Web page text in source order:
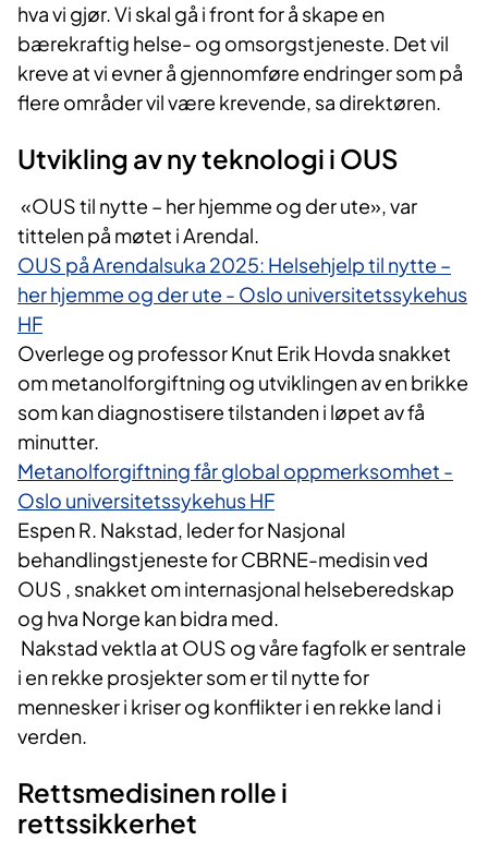
hva vi gjør. Vi skal gå i front for å skape en
bærekraftig helse- og omsorgstjeneste. Det vil
kreve at vi evner å gjennomføre endringer som på
flere områder vil være krevende, sa direktøren.
Utvikling av ny teknologi i OUS
«OUS til nytte – her hjemme og der ute», var
tittelen på møtet i Arendal.
OUS på Arendalsuka 2025: Helsehjelp til nytte –
her hjemme og der ute - Oslo universitetssykehus
HF
Overlege og professor Knut Erik Hovda snakket
om metanolforgiftning og utviklingen av en brikke
som kan diagnostisere tilstanden i løpet av få
minutter.
Metanolforgiftning får global oppmerksomhet -
Oslo universitetssykehus HF
Espen R. Nakstad, leder for Nasjonal
behandlingstjeneste for CBRNE-medisin ved
OUS ​, snakket om internasjonal helseberedskap
og hva Norge kan bidra med.
Nakstad vektla at OUS og våre fagfolk er sentrale
i en rekke prosjekter som er til nytte for
mennesker i kriser og konflikter i en rekke land i
verden.
Rettsmedisinen rolle i
rettssikkerhet